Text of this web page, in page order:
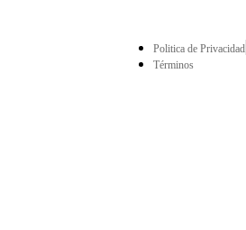
Politica de Privacidad
Términos